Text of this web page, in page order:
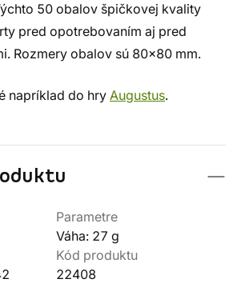
50 obalov špičkovej kvality
pred opotrebovaním aj pred
Rozmery obalov sú 80x80 mm.
napríklad do hry Augustus.
Parametre
Váha: 27 g
Kód produktu
22408